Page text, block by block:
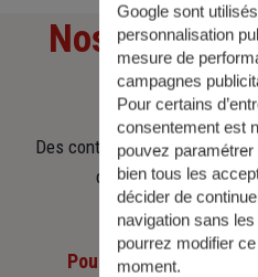
Nos offres
Des contrats clairs et
d’aujourd’hui et
Pour les particuliers
Google sont
personnalisation
mesure de
campagnes
Pour certains
consentement est
pouvez
bien tous les
décider de
navigation sans
pourrez modifier
moment.